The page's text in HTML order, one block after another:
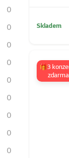
0
0
0
0
0
0
0
0
0
Skladem
🎁3
zdarma